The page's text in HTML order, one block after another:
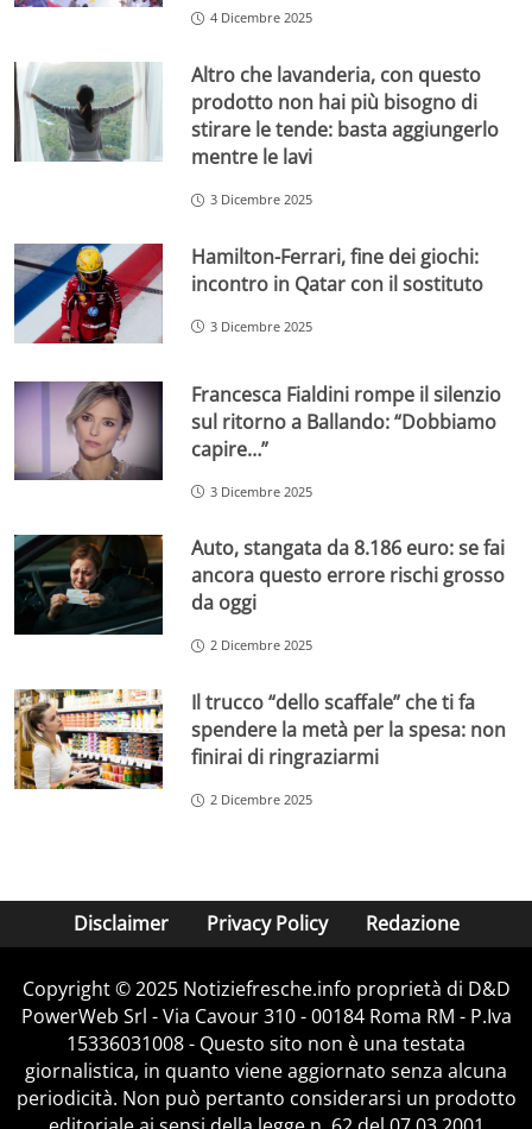
4 Dicembre 2025
Altro che lavanderia, con questo
prodotto non hai più bisogno di
stirare le tende: basta aggiungerlo
mentre le lavi
3 Dicembre 2025
Hamilton-Ferrari, fine dei giochi:
incontro in Qatar con il sostituto
3 Dicembre 2025
Francesca Fialdini rompe il silenzio
sul ritorno a Ballando: “Dobbiamo
capire…”
3 Dicembre 2025
Auto, stangata da 8.186 euro: se fai
ancora questo errore rischi grosso
da oggi
2 Dicembre 2025
Il trucco “dello scaffale” che ti fa
spendere la metà per la spesa: non
finirai di ringraziarmi
2 Dicembre 2025
Disclaimer Privacy Policy Redazione
Copyright © 2025 Notiziefresche.info proprietà di D&D
PowerWeb Srl - Via Cavour 310 - 00184 Roma RM - P.Iva
15336031008 - Questo sito non è una testata
giornalistica, in quanto viene aggiornato senza alcuna
periodicità. Non può pertanto considerarsi un prodotto